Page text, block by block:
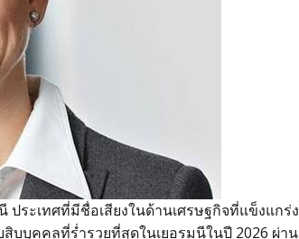
ระเทศที่มีชื่อเสียงในด้านเศรษฐกิจที่แข็งแกร่ง
บุคคลที่ร่ำรวยที่สุดในเยอรมนีในปี 2026 ผ่าน